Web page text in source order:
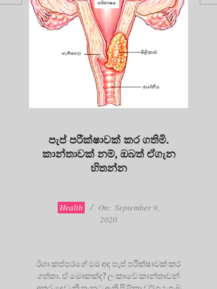
පැප් පරීක්ෂාවක් කර ගතිමි.
කාන්තාවක් නම්, ඔබත් ඒගැන
හිතන්න
Health On: September 9,
2020
ඊශා කප්පරගේ මම අද පැප් පරීක්ෂාවක් කර
ගත්තා. ඒ මොකක්ද? ලංකාවේ කාන්තාවන්